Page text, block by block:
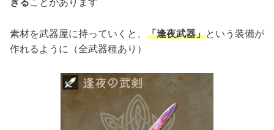
素材を武器屋に持っていくと、 「逢夜武器」という装備が
作れるように（全武器種あり）